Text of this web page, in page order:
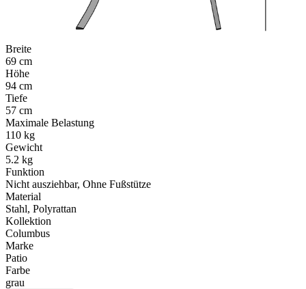
Breite
69 cm
Höhe
94 cm
Tiefe
57 cm
Maximale Belastung
110 kg
Gewicht
5.2 kg
Funktion
Nicht ausziehbar, Ohne Fußstütze
Material
Stahl, Polyrattan
Kollektion
Columbus
Marke
Patio
Farbe
grau